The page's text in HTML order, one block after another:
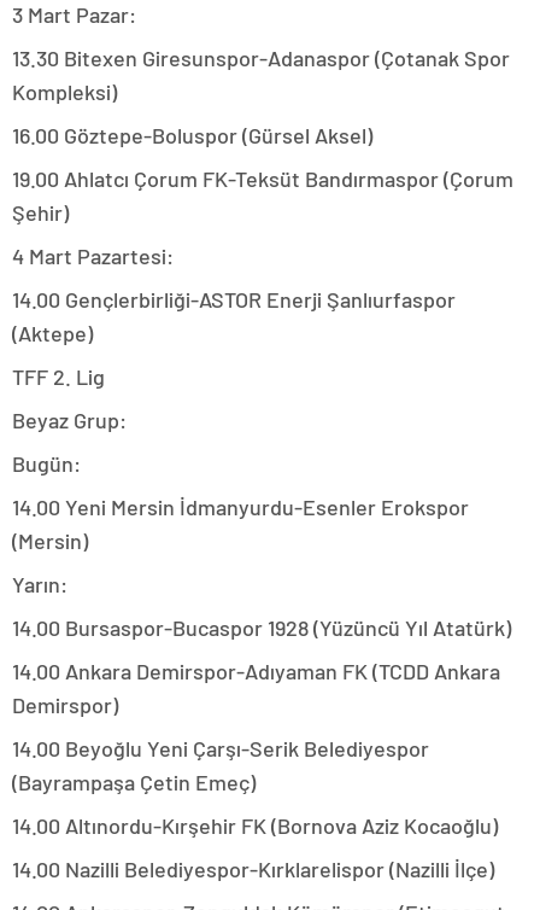
3 Mart Pazar:
13.30 Bitexen Giresunspor-Adanaspor (Çotanak Spor
Kompleksi)
16.00 Göztepe-Boluspor (Gürsel Aksel)
19.00 Ahlatcı Çorum FK-Teksüt Bandırmaspor (Çorum
Şehir)
4 Mart Pazartesi:
14.00 Gençlerbirliği-ASTOR Enerji Şanlıurfaspor
(Aktepe)
TFF 2. Lig
Beyaz Grup:
Bugün:
14.00 Yeni Mersin İdmanyurdu-Esenler Erokspor
(Mersin)
Yarın:
14.00 Bursaspor-Bucaspor 1928 (Yüzüncü Yıl Atatürk)
14.00 Ankara Demirspor-Adıyaman FK (TCDD Ankara
Demirspor)
14.00 Beyoğlu Yeni Çarşı-Serik Belediyespor
(Bayrampaşa Çetin Emeç)
14.00 Altınordu-Kırşehir FK (Bornova Aziz Kocaoğlu)
14.00 Nazilli Belediyespor-Kırklarelispor (Nazilli İlçe)